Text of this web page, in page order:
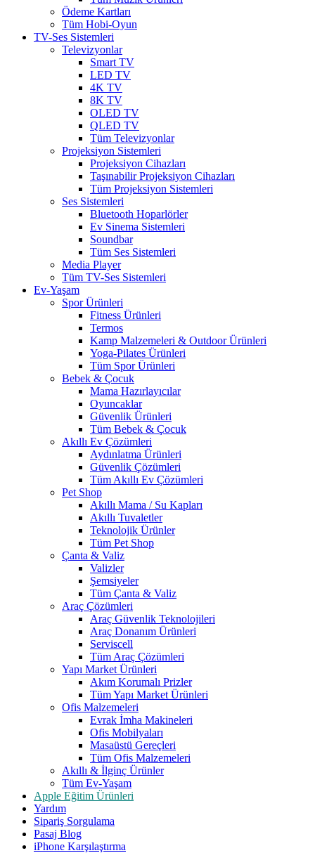
Ödeme Kartları
Tüm Hobi-Oyun
TV-Ses Sistemleri
Televizyonlar
Smart TV
LED TV
4K TV
8K TV
OLED TV
QLED TV
Tüm Televizyonlar
Projeksiyon Sistemleri
Projeksiyon Cihazları
Taşınabilir Projeksiyon Cihazları
Tüm Projeksiyon Sistemleri
Ses Sistemleri
Bluetooth Hoparlörler
Ev Sinema Sistemleri
Soundbar
Tüm Ses Sistemleri
Media Player
Tüm TV-Ses Sistemleri
Ev-Yaşam
Spor Ürünleri
Fitness Ürünleri
Termos
Kamp Malzemeleri & Outdoor Ürünleri
Yoga-Pilates Ürünleri
Tüm Spor Ürünleri
Bebek & Çocuk
Mama Hazırlayıcılar
Oyuncaklar
Güvenlik Ürünleri
Tüm Bebek & Çocuk
Akıllı Ev Çözümleri
Aydınlatma Ürünleri
Güvenlik Çözümleri
Tüm Akıllı Ev Çözümleri
Pet Shop
Akıllı Mama / Su Kapları
Akıllı Tuvaletler
Teknolojik Ürünler
Tüm Pet Shop
Çanta & Valiz
Valizler
Şemsiyeler
Tüm Çanta & Valiz
Araç Çözümleri
Araç Güvenlik Teknolojileri
Araç Donanım Ürünleri
Serviscell
Tüm Araç Çözümleri
Yapı Market Ürünleri
Akım Korumalı Prizler
Tüm Yapı Market Ürünleri
Ofis Malzemeleri
Evrak İmha Makineleri
Ofis Mobilyaları
Masaüstü Gereçleri
Tüm Ofis Malzemeleri
Akıllı & İlginç Ürünler
Tüm Ev-Yaşam
Apple Eğitim Ürünleri
Yardım
Sipariş Sorgulama
Pasaj Blog
iPhone Karşılaştırma